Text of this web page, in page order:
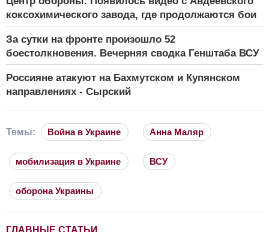
коксохимического завода, где продолжаются бои
За сутки на фронте произошло 52
боестолкновения. Вечерняя сводка Генштаба ВСУ
Россияне атакуют на Бахмутском и Купянском
направлениях - Сырский
Темы: Война в Украине Анна Маляр
мобилизация в Украине ВСУ
оборона Украины
ГЛАВНЫЕ СТАТЬИ